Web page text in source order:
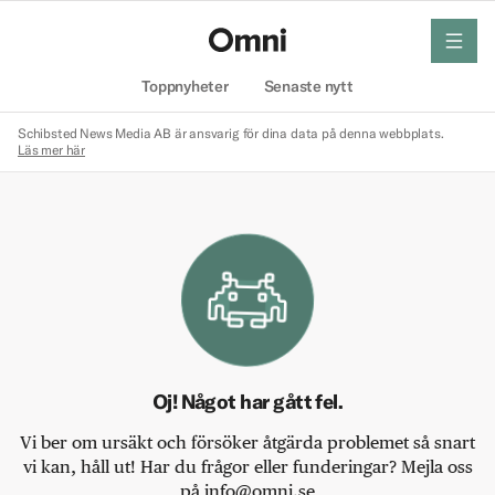
Toppnyheter Senaste nytt
meny
Schibsted News Media AB är ansvarig för dina data på denna webbplats.
Läs mer här
Oj! Något har gått fel.
Vi ber om ursäkt och försöker åtgärda problemet så snart
vi kan, håll ut! Har du frågor eller funderingar? Mejla oss